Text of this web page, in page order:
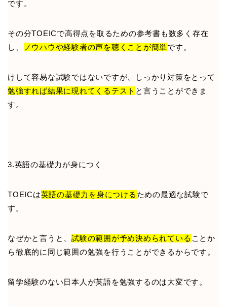
です。
その分TOEICで高得点を取るための参考書も数多く存在
し、
ノウハウや経験者の声を聴くことが簡単です。
けして容易な試験ではないですが、しっかり対策をとって
勉強すれば結果に現れてくるテスト と言うことができま
す。
3.英語の基礎力が身につく
TOEICは英語の基礎力を身につける ための最適な試験で
す。
なぜかと言うと、試験の範囲が予め決められている ことか
ら徹底的に同じ範囲の勉強を行うことができるからです。
留学経験のない日本人が英語を勉強するのは大変です。